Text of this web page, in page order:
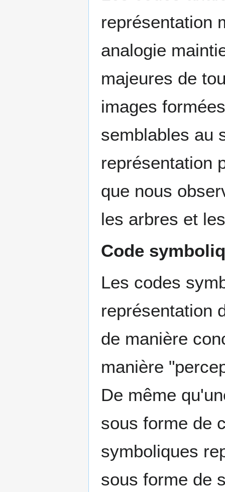
représentation
analogie
majeures de
images
semblables au
représentation
que nous
les arbres et
Code
Les codes
représentation
de manière
manière
De même
sous forme de
symboliques
sous forme de